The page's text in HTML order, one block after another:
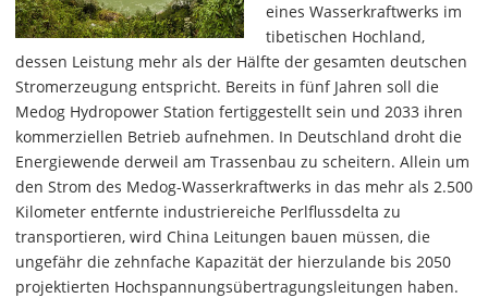
eines Wasserkraftwerks im
tibetischen Hochland,
dessen Leistung mehr als der Hälfte der gesamten deutschen
Stromerzeugung entspricht. Bereits in fünf Jahren soll die
Medog Hydropower Station fertiggestellt sein und 2033 ihren
kommerziellen Betrieb aufnehmen. In Deutschland droht die
Energiewende derweil am Trassenbau zu scheitern. Allein um
den Strom des Medog-Wasserkraftwerks in das mehr als 2.500
Kilometer entfernte industriereiche Perlflussdelta zu
transportieren, wird China Leitungen bauen müssen, die
ungefähr die zehnfache Kapazität der hierzulande bis 2050
projektierten Hochspannungsübertragungsleitungen haben.